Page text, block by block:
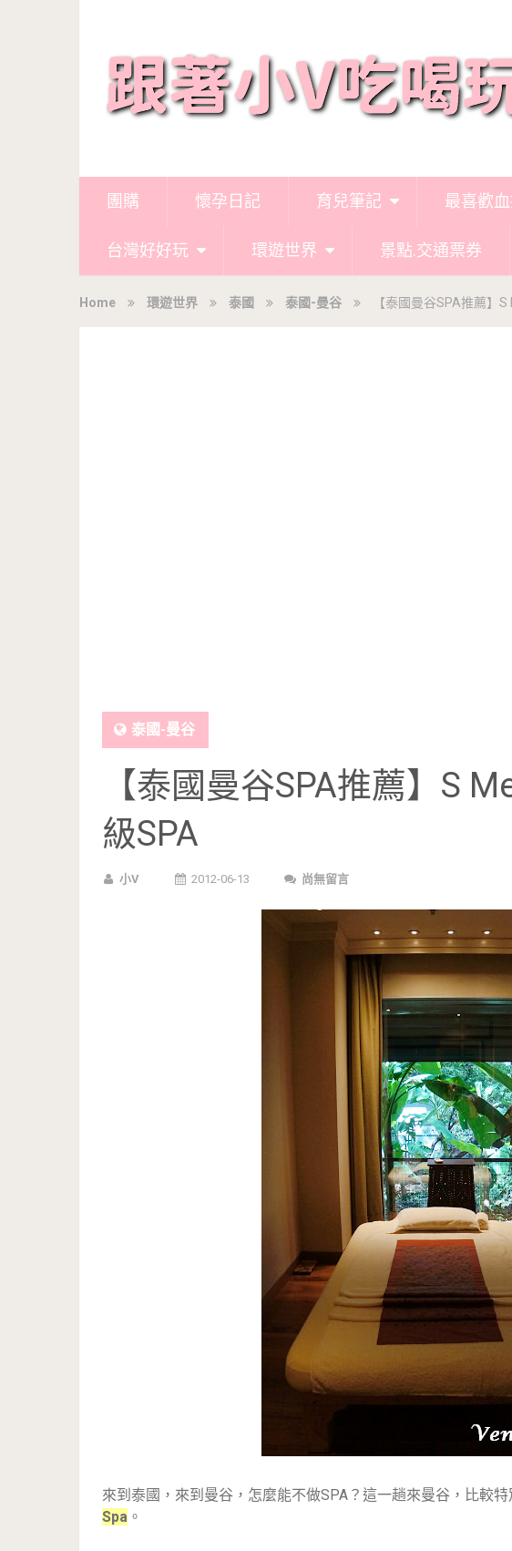
團購 懷孕日記 育兒筆記 最喜歡
台灣好好玩 環遊世界 景點.交通票券
Home 環遊世界 泰國 泰國-曼谷 【泰國曼谷SPA推薦】
泰國-曼谷
【泰國曼谷SPA推薦】S
級SPA
小V 2012-06-13 尚無留言
來到泰國，來到曼谷，怎麼能不做SPA？這一趟來曼谷，比較特
Spa 。